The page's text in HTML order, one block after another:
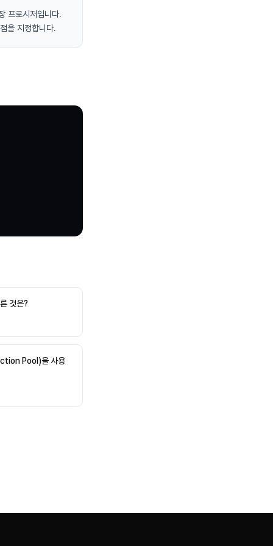
프로시저입니다.
을 지정합니다.
것은?
Pool)을 사용